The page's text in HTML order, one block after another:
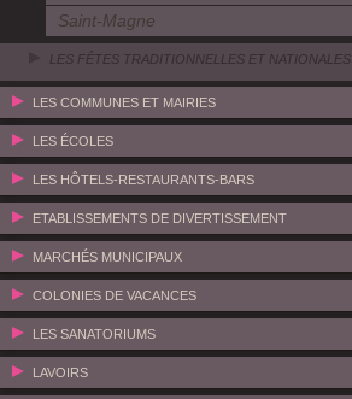
Saint-Magne
LES FÊTES TRADITIONNELLES ET NATIONALES
LES COMMUNES ET MAIRIES
LES ÉCOLES
LES HÔTELS-RESTAURANTS-BARS
ETABLISSEMENTS DE DIVERTISSEMENT
MARCHÉS MUNICIPAUX
COLONIES DE VACANCES
LES SANATORIUMS
LAVOIRS